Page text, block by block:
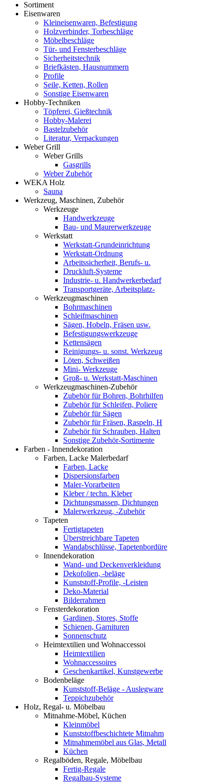
Sortiment
Eisenwaren
Kleineisenwaren, Befestigung
Holzverbinder, Torbeschläge
Möbelbeschläge
Tür- und Fensterbeschläge
Sicherheitstechnik
Briefkästen, Hausnummern
Profile
Seile, Ketten, Rollen
Sonstige Eisenwaren
Hobby-Techniken
Töpferei, Gießtechnik
Hobby-Malerei
Bastelzubehör
Literatur, Verpackungen
Weber Grill
Weber Grills
Gasgrills
Weber Zubehör
WEKA Holz
Sauna
Werkzeug, Maschinen, Zubehör
Werkzeuge
Handwerkzeuge
Bau- und Maurerwerkzeuge
Werkstatt
Werkstatt-Grundeinrichtung
Werkstatt-Ordnung
Arbeitssicherheit, Berufs- u.
Druckluft-Systeme
Industrie- u. Handwerkerbedarf
Transportgeräte, Arbeitsplatz-
Werkzeugmaschinen
Bohrmaschinen
Schleifmaschinen
Sägen, Hobeln, Fräsen usw.
Befestigungswerkzeuge
Kettensägen
Reinigungs- u. sonst. Werkzeug
Löten, Schweißen
Mini- Werkzeuge
Groß- u. Werkstatt-Maschinen
Werkzeugmaschinen-Zubehör
Zubehör für Bohren, Bohrhilfen
Zubehör für Schleifen, Poliere
Zubehör für Sägen
Zubehör für Fräsen, Raspeln, H
Zubehör für Schrauben, Halten
Sonstige Zubehör-Sortimente
Farben - Innendekoration
Farben, Lacke Malerbedarf
Farben, Lacke
Dispersionsfarben
Maler-Vorarbeiten
Kleber / techn. Kleber
Dichtungsmassen, Dichtungen
Malerwerkzeug, -Zubehör
Tapeten
Fertigtapeten
Überstreichbare Tapeten
Wandabschlüsse, Tapetenbordüre
Innendekoration
Wand- und Deckenverkleidung
Dekofolien, -beläge
Kunststoff-Profile, -Leisten
Deko-Material
Bilderrahmen
Fensterdekoration
Gardinen, Stores, Stoffe
Schienen, Garnituren
Sonnenschutz
Heimtextilien und Wohnaccessoi
Heimtextilien
Wohnaccessoires
Geschenkartikel, Kunstgewerbe
Bodenbeläge
Kunststoff-Beläge - Auslegware
Teppichzubehör
Holz, Regal- u. Möbelbau
Mitnahme-Möbel, Küchen
Kleinmöbel
Kunststoffbeschichtete Mitnahm
Mitnahmemöbel aus Glas, Metall
Küchen
Regalböden, Regale, Möbelbau
Fertig-Regale
Regalbau-Systeme